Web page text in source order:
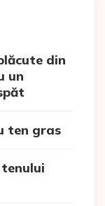
din
un
ten gras